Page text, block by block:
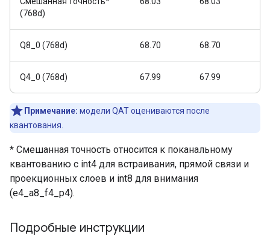
(768d)
Q8_0 (768d) 68.70 68.70
Q4_0 (768d) 67.99 67.99
Примечание: модели QAT оцениваются после
квантования.
* Смешанная точность относится к поканальному
квантованию с int4 для встраивания, прямой связи и
проекционных слоев и int8 для внимания
(e4_a8_f4_p4).
Подробные инструкции